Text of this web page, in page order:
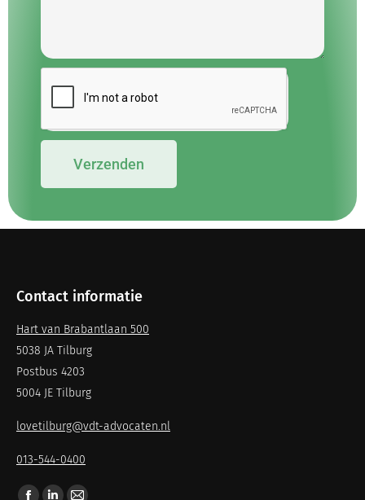
Verzenden
Contact informatie
Hart van Brabantlaan 500
5038 JA Tilburg
Postbus 4203
5004 JE Tilburg
lovetilburg@vdt-advocaten.nl
013-544-0400
Vind ons op: